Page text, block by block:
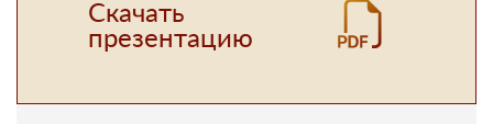
Скачать
презентацию